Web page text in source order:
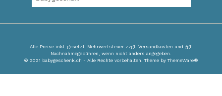
Alle Preise inkl. gesetzl. Mehrwertsteuer zzgl. Versandkosten und ggf.
Nachnahmegebühren, wenn nicht anders angegeben.
© 2021 babygeschenk.ch - Alle Rechte vorbehalten. Theme by ThemeWare®